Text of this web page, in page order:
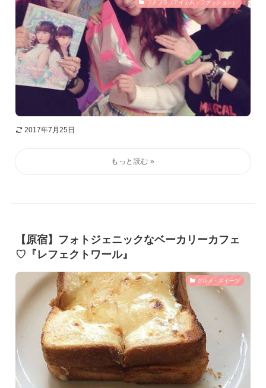
プチプラ（アイテム・ファッション）
2017年7月25日
【原宿】フォトジェニックなベーカリーカフェ
♡『レフェクトワール』
グルメ・スイーツ